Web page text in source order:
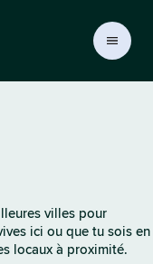
villes pour
ici ou que tu sois en
locaux à proximité.